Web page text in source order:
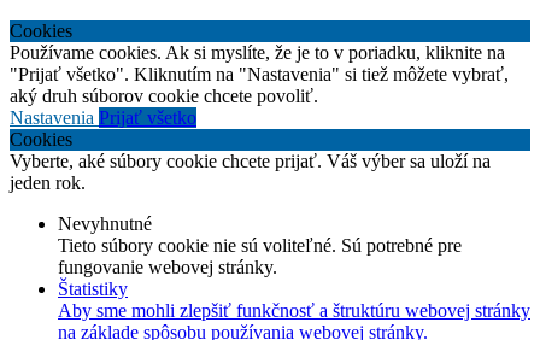
Cookies
Používame cookies. Ak si myslíte, že je to v poriadku, kliknite na
"Prijať všetko". Kliknutím na "Nastavenia" si tiež môžete vybrať,
aký druh súborov cookie chcete povoliť.
Nastavenia Prijať všetko
Cookies
Vyberte, aké súbory cookie chcete prijať. Váš výber sa uloží na
jeden rok.
Nevyhnutné
Tieto súbory cookie nie sú voliteľné. Sú potrebné pre
fungovanie webovej stránky.
Štatistiky
Aby sme mohli zlepšiť funkčnosť a štruktúru webovej stránky
na základe spôsobu používania webovej stránky.